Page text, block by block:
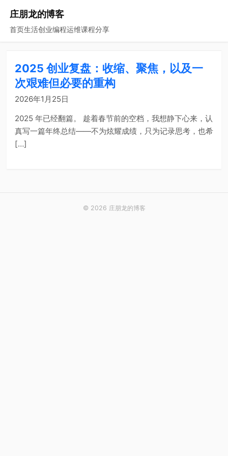
庄朋龙的博客
首页生活创业编程运维课程分享
2025 创业复盘：收缩、聚焦，以及一
次艰难但必要的重构
2026年1月25日
2025 年已经翻篇。 趁着春节前的空档，我想静下心来，认
真写一篇年终总结——不为炫耀成绩，只为记录思考，也希
[…]
© 2026 庄朋龙的博客